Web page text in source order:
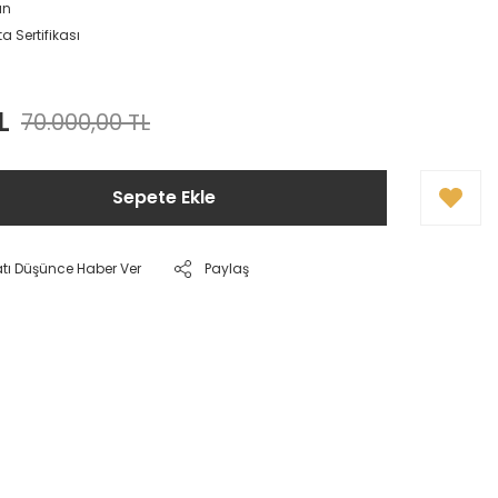
Sertifikası
70.000,00 TL
Sepete Ekle
Düşünce Haber Ver Paylaş